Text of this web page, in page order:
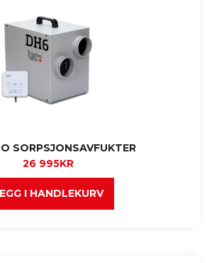
SORPSJONSAVFUKTER
26 995KR
I HANDLEKURV